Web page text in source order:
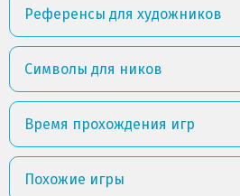
Референсы для художников
Символы для ников
Время прохождения игр
Похожие игры